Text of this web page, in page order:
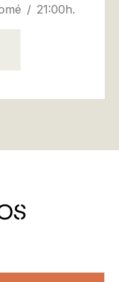
21:00h.